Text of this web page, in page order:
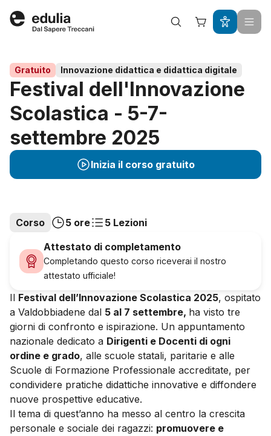
Edulia
Gratuito Innovazione didattica e didattica digitale
Festival dell'Innovazione
Scolastica - 5-7-
settembre 2025
Inizia il corso gratuito
Corso 5 ore
5 Lezioni
Attestato di completamento
Completando questo corso riceverai il nostro
attestato ufficiale!
Il Festival dell’Innovazione Scolastica 2025, ospitato
a Valdobbiadene dal 5 al 7 settembre, ha visto tre
giorni di confronto e ispirazione. Un appuntamento
nazionale dedicato a Dirigenti e Docenti di ogni
ordine e grado, alle scuole statali, paritarie e alle
Scuole di Formazione Professionale accreditate, per
condividere pratiche didattiche innovative e diffondere
nuove prospettive educative.
Il tema di quest’anno ha messo al centro la crescita
personale e sociale dei ragazzi: promuovere e